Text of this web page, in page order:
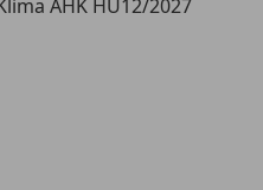
AHK HU12/2027